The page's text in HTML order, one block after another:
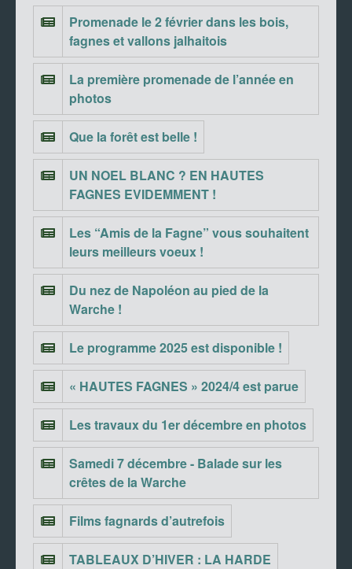
Promenade le 2 février dans les bois,
fagnes et vallons jalhaitois
La première promenade de l’année en
photos
Que la forêt est belle !
UN NOEL BLANC ? EN HAUTES
FAGNES EVIDEMMENT !
Les “Amis de la Fagne” vous souhaitent
leurs meilleurs voeux !
Du nez de Napoléon au pied de la
Warche !
Le programme 2025 est disponible !
« HAUTES FAGNES » 2024/4 est parue
Les travaux du 1er décembre en photos
Samedi 7 décembre - Balade sur les
crêtes de la Warche
Films fagnards d’autrefois
TABLEAUX D’HIVER : LA HARDE